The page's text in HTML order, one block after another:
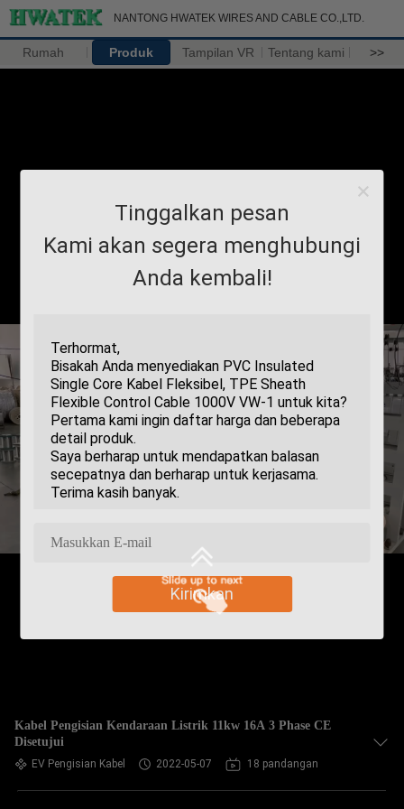
NANTONG HWATEK WIRES AND CABLE CO.,LTD.
Rumah Produk Tampilan VR Tentang kami >>
Tinggalkan pesan
Kami akan segera menghubungi
Anda kembali!
Kirimkan
Kabel Pengisian Kendaraan Listrik 11kw 16A 3 Phase CE
Disetujui
EV Pengisian Kabel 2022-05-07 18 pandangan